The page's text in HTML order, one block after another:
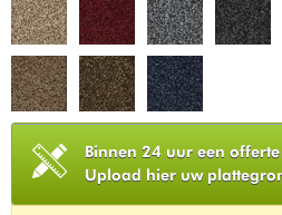
Binnen 24 uur een
Upload hier uw